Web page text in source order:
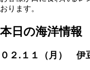
おります。
本日の海洋情報
０２.１１（月） 伊